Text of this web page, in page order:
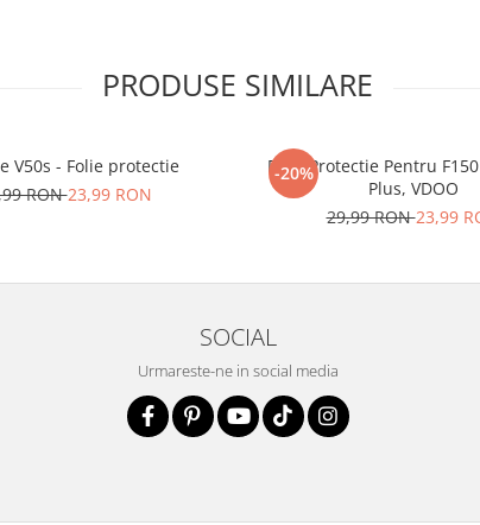
foliilorNU
SPARGEin
zgarieturi si
ecranul!
zgarieturi,
pe
PRODUSE SIMILARE
V50s - Folie protectie
RON23,99 RON
-20%
Folie Protectie Pentru
Plus, VDOO
29,99 RON23,99
SOCIAL
Urmareste-ne in social media